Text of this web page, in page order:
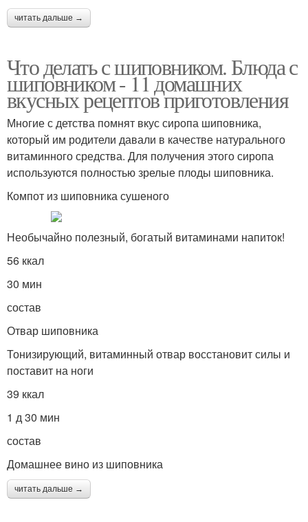
читать дальше →
Что делать с шиповником. Блюда с
шиповником - 11 домашних
вкусных рецептов приготовления
Многие с детства помнят вкус сиропа шиповника,
который им родители давали в качестве натурального
витаминного средства. Для получения этого сиропа
используются полностью зрелые плоды шиповника.
Компот из шиповника сушеного
Необычайно полезный, богатый витаминами напиток!
56 ккал
30 мин
состав
Отвар шиповника
Тонизирующий, витаминный отвар восстановит силы и
поставит на ноги
39 ккал
1 д 30 мин
состав
Домашнее вино из шиповника
читать дальше →